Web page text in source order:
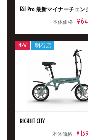
本体価格
RICHBIT CITY
本体価格
NEW 明石店
新車